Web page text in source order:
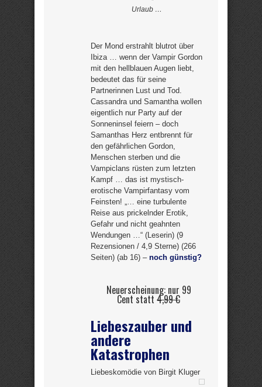
Urlaub …
Der Mond erstrahlt blutrot über
Ibiza … wenn der Vampir Gordon
mit den hellblauen Augen liebt,
bedeutet das für seine
Partnerinnen Lust und Tod.
Cassandra und Samantha wollen
eigentlich nur Party auf der
Sonneninsel feiern – doch
Samanthas Herz entbrennt für
den gefährlichen Gordon,
Menschen sterben und die
Vampiclans rüsten zum letzten
Kampf … das ist mystisch-
erotische Vampirfantasy vom
Feinsten! „… eine turbulente
Reise aus prickelnder Erotik,
Gefahr und nicht geahnten
Wendungen …“ (Leserin) (9
Rezensionen / 4,9 Sterne) (266
Seiten) (ab 16) – noch günstig?
Neuerscheinung: nur 99
Cent statt 4,99 €
Liebeszauber und
andere
Katastrophen
Liebeskomödie von Birgit Kluger